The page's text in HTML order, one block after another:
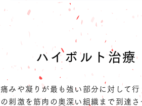
ハイボルト治療
痛みや凝りが最も強い部分に対して
の刺激を筋肉の奥深い組織まで到達